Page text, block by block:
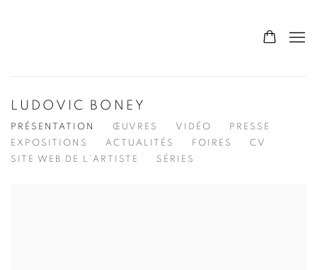
LUDOVIC BONEY
PRÉSENTATION ŒUVRES VIDÉO
PRESSE
EXPOSITIONS
ACTUALITÉS FOIRES
CV
SITE WEB DE L’ARTISTE
SÉRIES